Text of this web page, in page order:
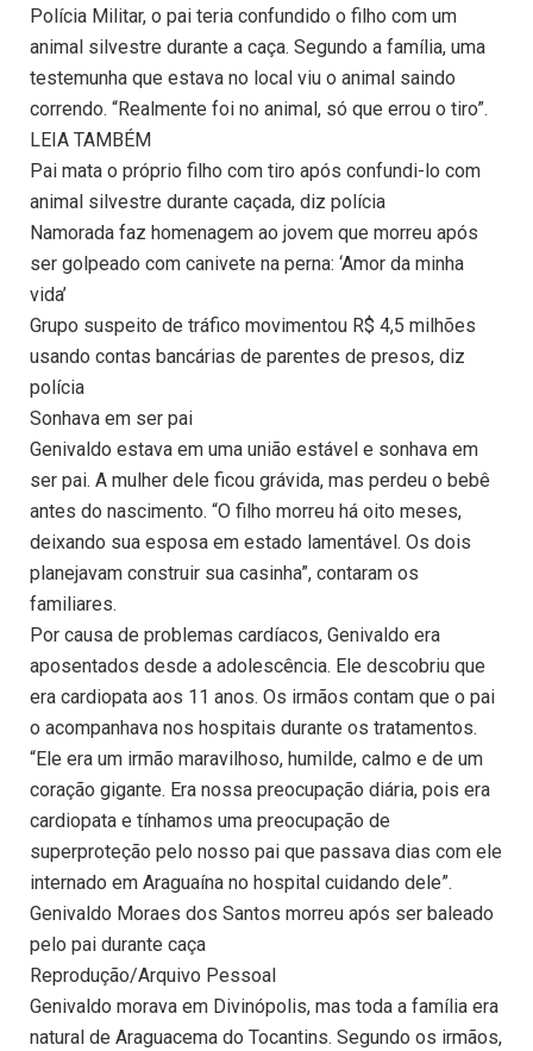
Polícia Militar, o pai teria confundido o filho com um
animal silvestre durante a caça. Segundo a família, uma
testemunha que estava no local viu o animal saindo
correndo. “Realmente foi no animal, só que errou o tiro”.
LEIA TAMBÉM
Pai mata o próprio filho com tiro após confundi-lo com
animal silvestre durante caçada, diz polícia
Namorada faz homenagem ao jovem que morreu após
ser golpeado com canivete na perna: ‘Amor da minha
vida’
Grupo suspeito de tráfico movimentou R$ 4,5 milhões
usando contas bancárias de parentes de presos, diz
polícia
Sonhava em ser pai
Genivaldo estava em uma união estável e sonhava em
ser pai. A mulher dele ficou grávida, mas perdeu o bebê
antes do nascimento. “O filho morreu há oito meses,
deixando sua esposa em estado lamentável. Os dois
planejavam construir sua casinha”, contaram os
familiares.
Por causa de problemas cardíacos, Genivaldo era
aposentados desde a adolescência. Ele descobriu que
era cardiopata aos 11 anos. Os irmãos contam que o pai
o acompanhava nos hospitais durante os tratamentos.
“Ele era um irmão maravilhoso, humilde, calmo e de um
coração gigante. Era nossa preocupação diária, pois era
cardiopata e tínhamos uma preocupação de
superproteção pelo nosso pai que passava dias com ele
internado em Araguaína no hospital cuidando dele”.
Genivaldo Moraes dos Santos morreu após ser baleado
pelo pai durante caça
Reprodução/Arquivo Pessoal
Genivaldo morava em Divinópolis, mas toda a família era
natural de Araguacema do Tocantins. Segundo os irmãos,